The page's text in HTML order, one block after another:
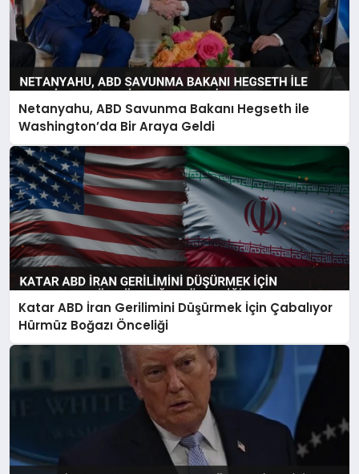
Netanyahu, ABD Savunma Bakanı Hegseth ile
Washington’da Bir Araya Geldi
Katar ABD İran Gerilimini Düşürmek İçin Çabalıyor
Hürmüz Boğazı Önceliği